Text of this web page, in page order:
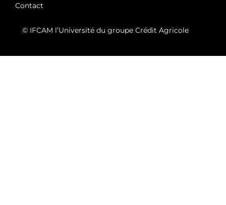
Contact
© IFCAM l’Université du groupe Crédit Agricole